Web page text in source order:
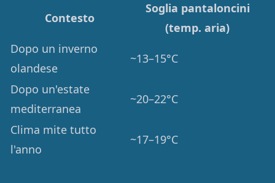
Contesto
Soglia pantaloncini
(temp. aria)
Dopo un inverno
olandese
~13–15°C
Dopo un'estate
mediterranea
~20–22°C
Clima mite tutto
l'anno
~17–19°C